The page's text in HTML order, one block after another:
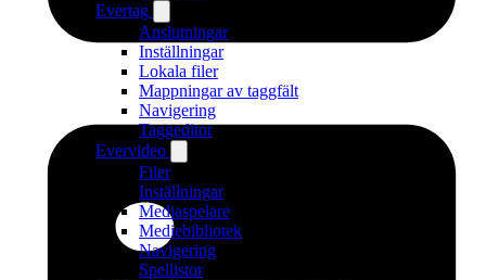
Evertag
Anslutningar
Inställningar
Lokala filer
Mappningar av taggfält
Navigering
Taggeditor
Evervideo
Filer
Inställningar
Mediaspelare
Mediebibliotek
Navigering
Spellistor